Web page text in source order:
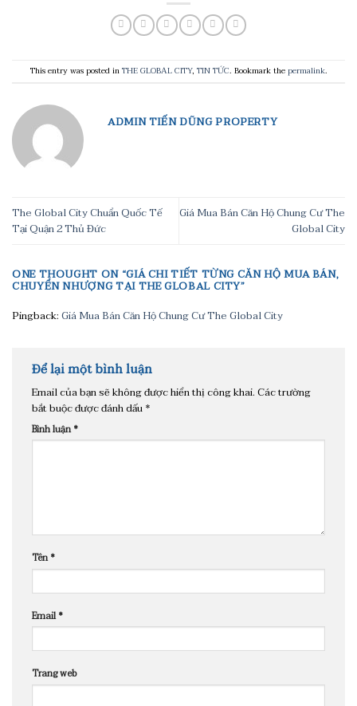
This entry was posted inTHE GLOBAL CITY, TIN TỨC. Bookmark thepermalink.
ADMIN TIẾN DŨNG PROPERTY
The Global City Chuẩn Quốc Tế
Tại Quận 2 Thủ Đức
Giá Mua Bán Căn Hộ Chung Cư The
Global City
ONE THOUGHT ON “GIÁ CHI TIẾT TỪNG CĂN HỘ MUA BÁN,
CHUYỂN NHƯỢNG TẠI THE GLOBAL CITY”
Pingback:Giá Mua Bán Căn Hộ Chung Cư The Global City
Để lại một bình luận
Email của bạn sẽ không được hiển thị công khai.Các trường
bắt buộc được đánh dấu*
Bình luận*
Tên*
Email*
Trang web